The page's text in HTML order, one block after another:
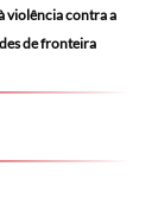
violência contra a
de fronteira